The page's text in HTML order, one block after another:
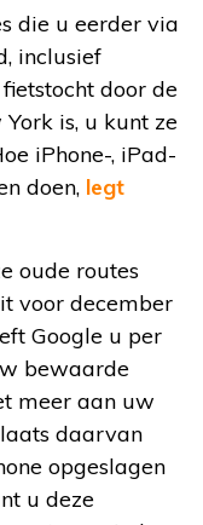
die u eerder via
inclusief
door de
is, u kunt ze
iPhone-, iPad-
doen, legt
oude routes
voor december
Google u per
bewaarde
meer aan uw
daarvan
opgeslagen
u deze